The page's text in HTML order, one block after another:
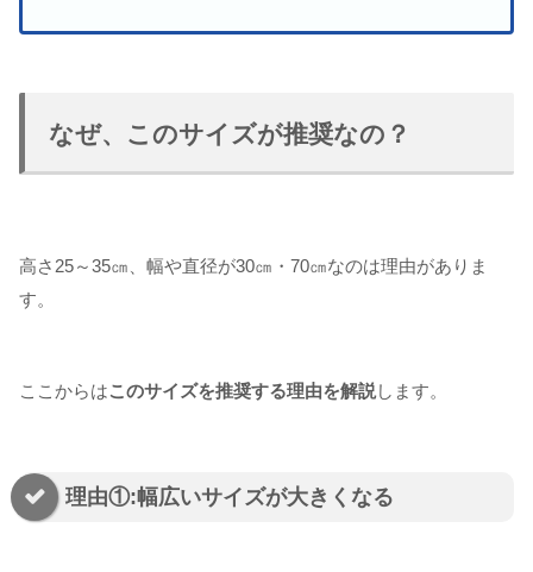
なぜ、このサイズが推奨なの？
高さ25～35㎝、幅や直径が30㎝・70㎝なのは理由がありま
す。
ここからはこのサイズを推奨する理由を解説します。
理由①:幅広いサイズが大きくなる